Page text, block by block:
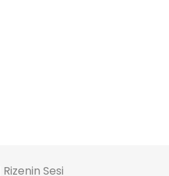
Rizenin Sesi